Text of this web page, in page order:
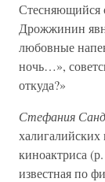
Стесняющийся
Дрожжинин
любовные
ночь…»,
откуда?»
Стефания
халигалийских
киноактриса
известная по